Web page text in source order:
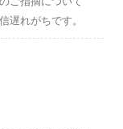
遅れがちです。